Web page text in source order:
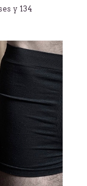
y 134